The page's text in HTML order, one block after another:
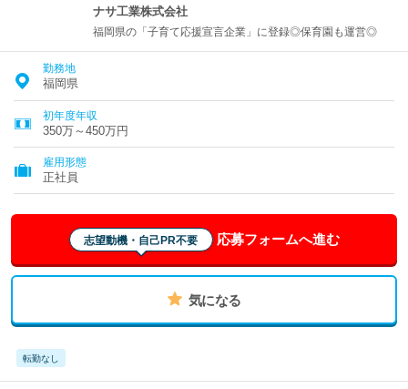
ナサ工業株式会社
福岡県の「子育て応援宣言企業」に登録◎保育園も運営◎
勤務地
福岡県
初年度年収
350万～450万円
雇用形態
正社員
志望動機・自己PR不要 応募フォームへ進む
気になる
転勤なし